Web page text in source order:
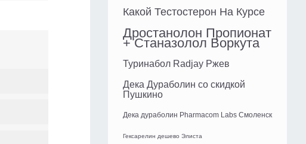
Какой Тестостерон На Курсе
Дростанолон Пропионат
+ Станазолол Воркута
Туринабол Radjay Ржев
Дека Дураболин со скидкой
Пушкино
Дека дураболин Pharmacom Labs Смоленск
Гексарелин дешево Элиста